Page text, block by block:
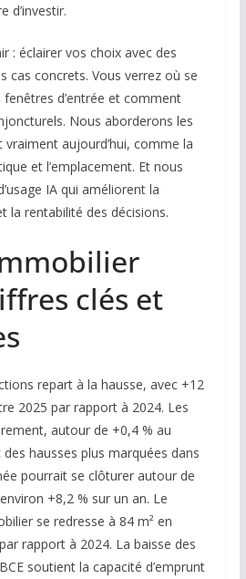
d’investir.
: éclairer vos choix avec des
cas concrets. Vous verrez où se
d’entrée et comment
Nous aborderons les
aujourd’hui, comme la
et l’emplacement. Et nous
IA qui améliorent la
la rentabilité des décisions.
clés et
repart à la hausse, avec +12
2025 par rapport à 2024. Les
autour de +0,4 % au
hausses plus marquées dans
pourrait se clôturer autour de
+8,2 % sur un an. Le
se redresse à 84 m² en
rapport à 2024. La baisse des
soutient la capacité d’emprunt